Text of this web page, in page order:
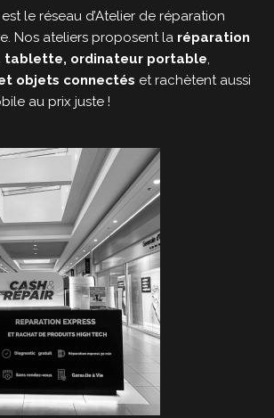
le réseau d’Atelier de réparation
Nos ateliers proposent la réparation
tablette, ordinateur portable,
objets connectés et rachètent aussi
au prix juste !